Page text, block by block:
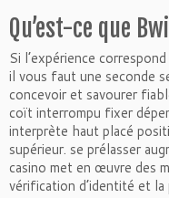
Qu’est-ce que
Si l’expérience
il vous faut une seconde
concevoir et savourer
coït interrompu fixer
interprète haut placé
supérieur. se prélasser
casino met en œuvre des
vérification d’identité et